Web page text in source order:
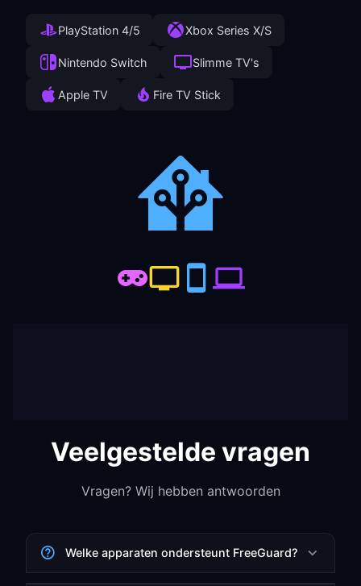
PlayStation 4/5 Xbox Series X/S
Nintendo Switch Slimme TV's
Apple TV Fire TV Stick
Veelgestelde vragen
Vragen? Wij hebben antwoorden
Welke apparaten ondersteunt FreeGuard?